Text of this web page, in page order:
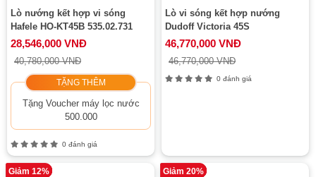
Lò nướng kết hợp vi sóng
Hafele HO-KT45B 535.02.731
28,546,000 VNĐ
40,780,000 VNĐ
TẶNG THÊM
Tặng Voucher máy lọc nước
500.000
0 đánh giá
Lò vi sóng kết hợp nướng
Dudoff Victoria 45S
46,770,000 VNĐ
46,770,000 VNĐ
0 đánh giá
Giảm 12% Giảm 20%